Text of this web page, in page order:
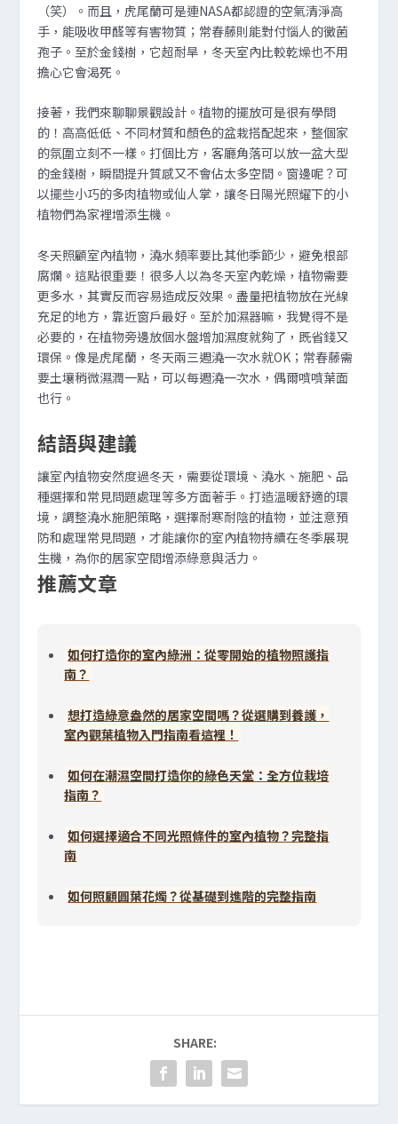
（笑）。而且，虎尾蘭可是連NASA都認證的空氣清淨高
手，能吸收甲醛等有害物質；常春藤則能對付惱人的黴菌
孢子。至於金錢樹，它超耐旱，冬天室內比較乾燥也不用
擔心它會渴死。
接著，我們來聊聊景觀設計。植物的擺放可是很有學問
的！高高低低、不同材質和顏色的盆栽搭配起來，整個家
的氛圍立刻不一樣。打個比方，客廳角落可以放一盆大型
的金錢樹，瞬間提升質感又不會佔太多空間。窗邊呢？可
以擺些小巧的多肉植物或仙人掌，讓冬日陽光照耀下的小
植物們為家裡增添生機。
冬天照顧室內植物，澆水頻率要比其他季節少，避免根部
腐爛。這點很重要！很多人以為冬天室內乾燥，植物需要
更多水，其實反而容易造成反效果。盡量把植物放在光線
充足的地方，靠近窗戶最好。至於加濕器嘛，我覺得不是
必要的，在植物旁邊放個水盤增加濕度就夠了，既省錢又
環保。像是虎尾蘭，冬天兩三週澆一次水就OK；常春藤需
要土壤稍微濕潤一點，可以每週澆一次水，偶爾噴噴葉面
也行。
結語與建議
讓室內植物安然度過冬天，需要從環境、澆水、施肥、品
種選擇和常見問題處理等多方面著手。打造溫暖舒適的環
境，調整澆水施肥策略，選擇耐寒耐陰的植物，並注意預
防和處理常見問題，才能讓你的室內植物持續在冬季展現
生機，為你的居家空間增添綠意與活力。
推薦文章
如何打造你的室內綠洲：從零開始的植物照護指
南？
想打造綠意盎然的居家空間嗎？從選購到養護，
室內觀葉植物入門指南看這裡！
如何在潮濕空間打造你的綠色天堂：全方位栽培
指南？
如何選擇適合不同光照條件的室內植物？完整指
南
如何照顧圓葉花燭？從基礎到進階的完整指南
SHARE: